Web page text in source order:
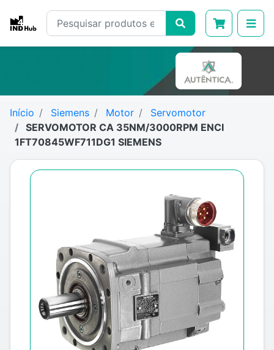
Início Siemens Motor
Servomotor
SERVOMOTOR CA 35NM/3000RPM ENCI
1FT70845WF711DG1 SIEMENS